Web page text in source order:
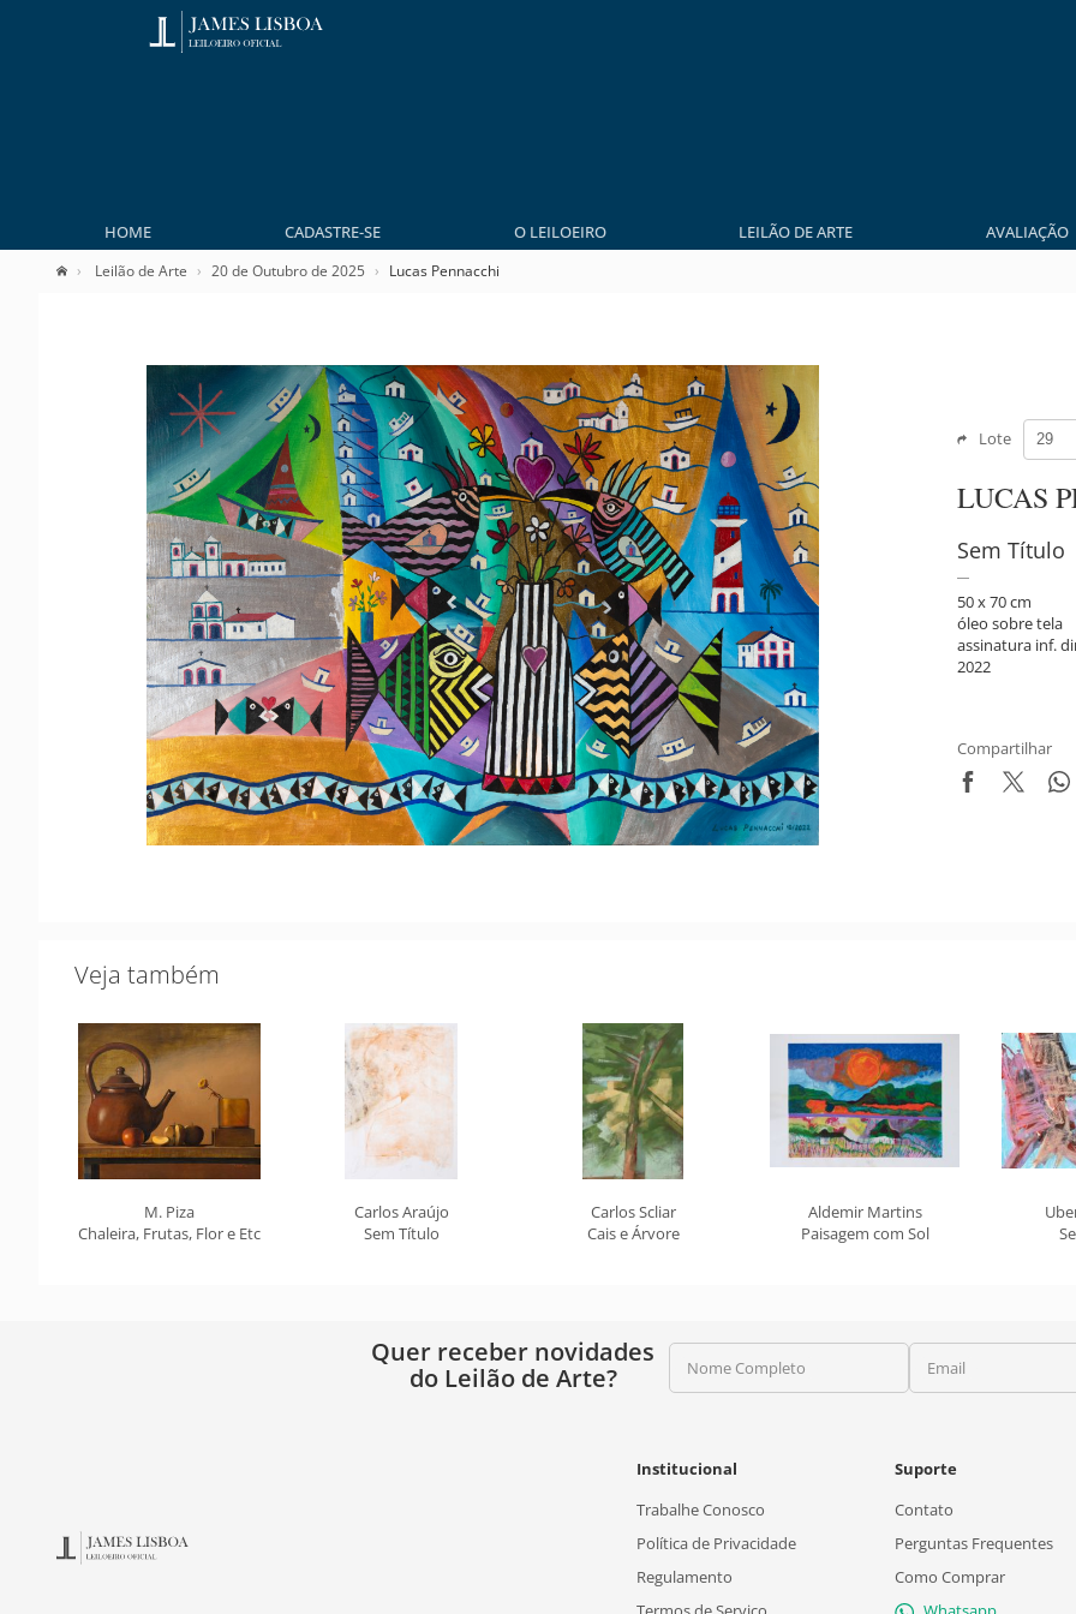
HOME CADASTRE-SE O LEILOEIRO LEILÃO DE ARTE AVALIAÇÃO
Leilão de Arte 20 de Outubro de 2025 Lucas Pennacchi
Lote
LUCAS
Sem Título
50 x 70 cm
óleo sobre tela
assinatura inf.
2022
Compartilhar
Veja também
M. Piza
Chaleira, Frutas, Flor e Etc
Carlos Araújo
Sem Título
Carlos Scliar
Cais e Árvore
Aldemir Martins
Paisagem com Sol
Quer receber novidades
do Leilão de Arte?
Nome Completo Email
Institucional
Trabalhe Conosco
Política de Privacidade
Regulamento
Suporte
Contato
Perguntas Frequentes
Como Comprar